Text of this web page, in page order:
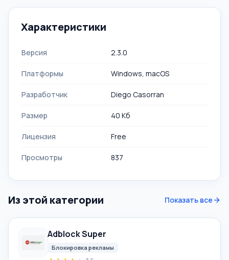
Характеристики
Версия 2.3.0
Платформы Windows, macOS
Разработчик Diego Casorran
Размер 40 Кб
Лицензия Free
Просмотры 837
Из этой категории Показать все
Adblock Super
Блокировка рекламы